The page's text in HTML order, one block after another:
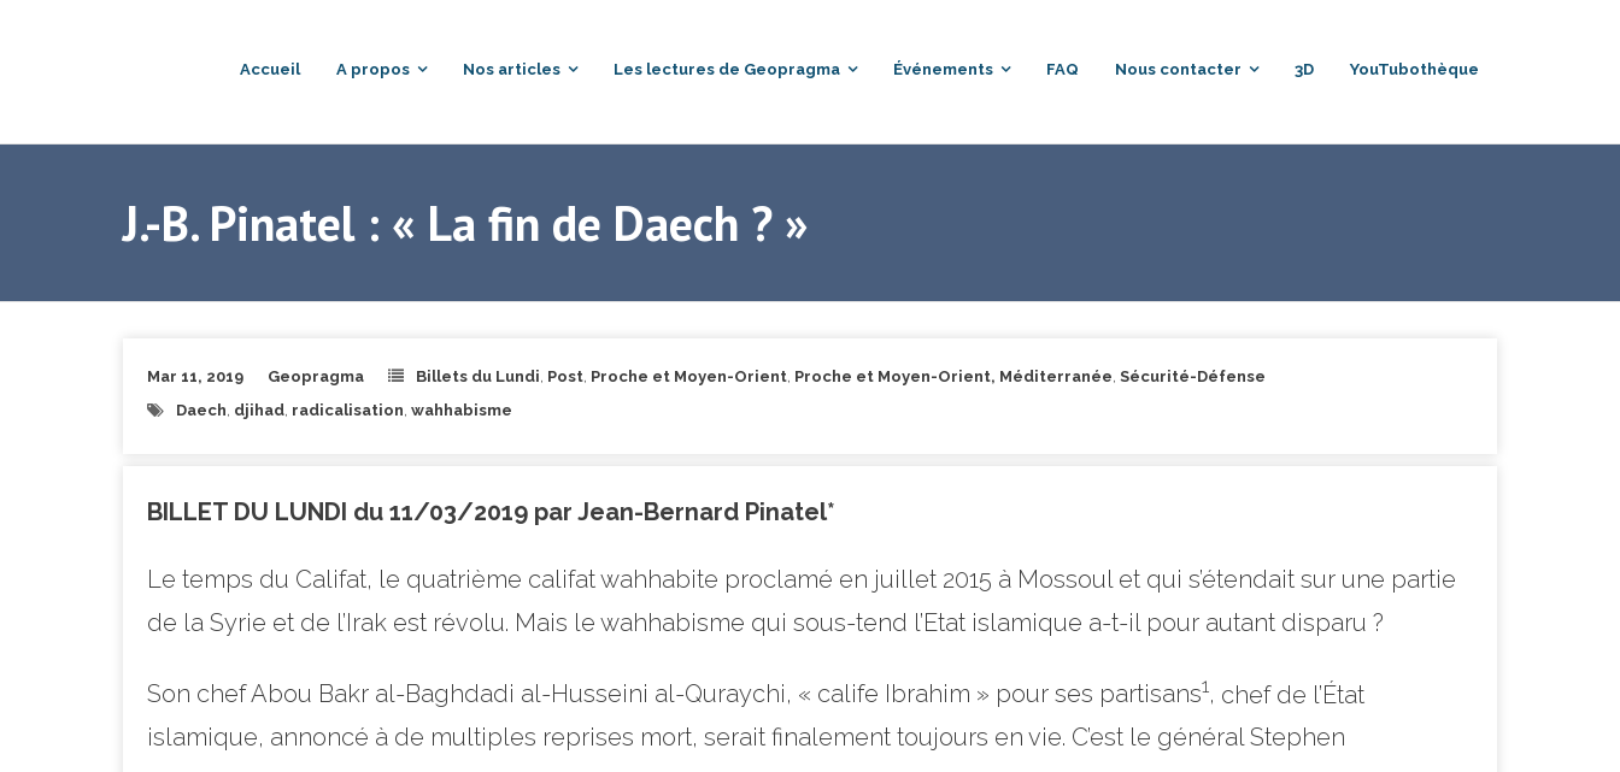
Accueil A propos Nos articles Les lectures de Geopragma Événements FAQ Nous contacter 3D YouTubothèque
J.-B. Pinatel : « La fin de Daech ? »
Mar 11, 2019 Geopragma Billets du Lundi Post Proche et Moyen-Orient Proche et Moyen-Orient, Méditerranée Sécurité-Défense
Daech djihad radicalisation wahhabisme
BILLET DU LUNDI du 11/03/2019 par Jean-Bernard Pinatel*
Le temps du Califat, le quatrième califat wahhabite proclamé en juillet 2015 à Mossoul et qui s’étendait sur une partie
de la Syrie et de l’Irak est révolu. Mais le wahhabisme qui sous-tend l’Etat islamique a-t-il pour autant disparu ?
Son chef Abou Bakr al-Baghdadi al-Husseini al-Quraychi, « calife Ibrahim » pour ses partisans1, chef de l’État
islamique, annoncé à de multiples reprises mort, serait finalement toujours en vie. C’est le général Stephen